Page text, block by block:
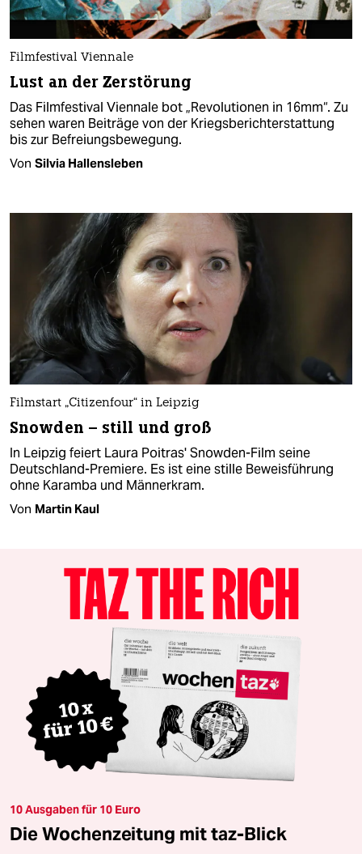
Filmfestival Viennale
Lust an der Zerstörung
Das Filmfestival Viennale bot „Revolutionen in 16mm“. Zu
sehen waren Beiträge von der Kriegsberichterstattung
bis zur Befreiungsbewegung.
Von Silvia Hallensleben
Filmstart „Citizenfour“ in Leipzig
Snowden – still und groß
In Leipzig feiert Laura Poitras' Snowden-Film seine
Deutschland-Premiere. Es ist eine stille Beweisführung
ohne Karamba und Männerkram.
Von Martin Kaul
10 Ausgaben für 10 Euro
Die Wochenzeitung mit taz-Blick